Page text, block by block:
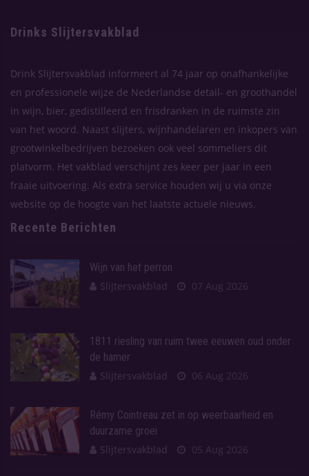
Drinks Slijtersvakblad
Drink Slijtersvakblad informeert al 74 jaar op onafhankelijke
en professionele wijze de Nederlandse detail- en groothandel
in wijn, bier, gedistilleerd en frisdranken in de ruimste zin
van het woord. Naast slijters, wijnhandelaren en inkopers van
grootwinkelbedrijven bezoeken ook veel sommeliers dit
platvorm. Het vakblad verschijnt zes keer per jaar in een
fraaie uitvoering. Als extra service houden wij u via onze
website op de hoogte van het laatste actuele nieuws.
Recente Berichten
Wijn van het perron
Slijtersvakblad
07 Aug 2026
1811 riesling van ruim twee eeuwen oud onder
de hamer
Slijtersvakblad
06 Aug 2026
Rémy Cointreau zet in op weerbaarheid en
duurzame groei
Slijtersvakblad
05 Aug 2026